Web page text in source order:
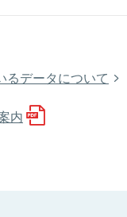
るデータについて
内